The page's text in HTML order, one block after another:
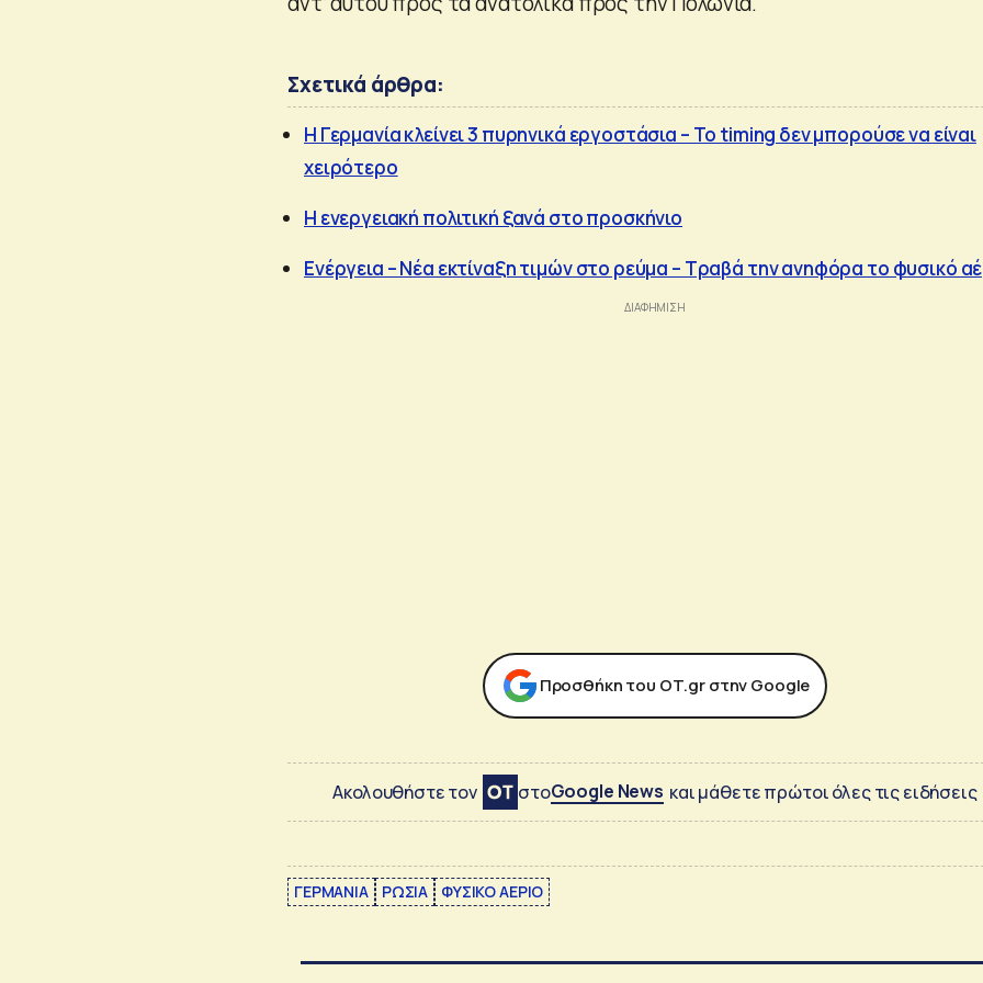
Σχετικά άρθρα:
Η Γερμανία κλείνει 3 πυρηνικά εργοστάσια – To timing δεν μπορούσε να είναι
χειρότερο
Η ενεργειακή πολιτική ξανά στο προσκήνιο
Ενέργεια – Νέα εκτίναξη τιμών στο ρεύμα – Τραβά την ανηφόρα το φυσικό
Προσθήκη του ΟΤ.gr στην Google
Ακολουθήστε τον στοGoogle News και μάθετε πρώτοι όλες τις ειδήσεις
ΓΕΡΜΑΝΙΑ ΡΩΣΙΑ ΦΥΣΙΚΟ ΑΕΡΙΟ